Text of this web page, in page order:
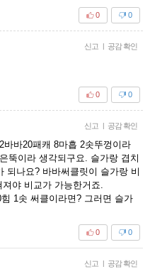
0
0
신고 | 공감 확인
0
0
신고 | 공감 확인
바바20패캐 8마흡 2솟뚜껑이라
뚝이라 생각되구요. 슬가랑 겹치
되나요? 바바써클릿이 슬가랑 비
야 비교가 가능한거죠.
1솟 써클이라면? 그러면 슬가
0
0
신고 | 공감 확인